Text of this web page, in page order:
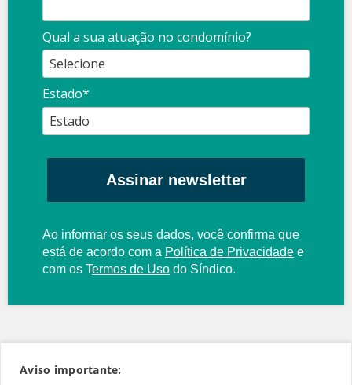
Qual a sua atuação no condomínio?
Estado*
Assinar newsletter
Ao informar os seus dados, você confirma que
está de acordo com a Política de Privacidade e
com os Termos de Uso do Síndico.
Aviso importante: